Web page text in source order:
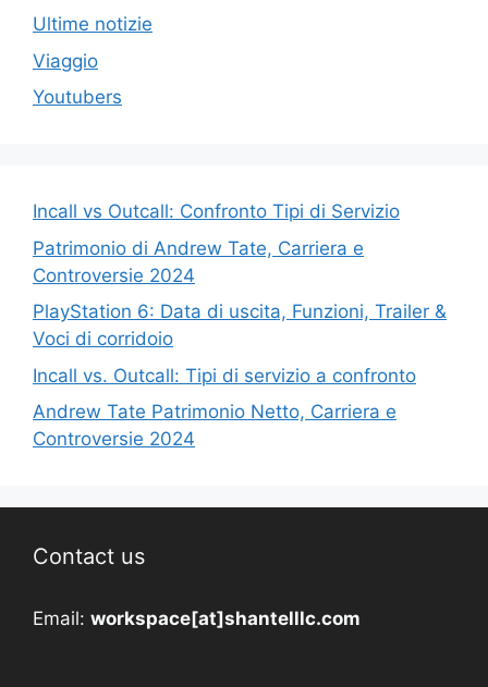
Ultime notizie
Viaggio
Youtubers
Incall vs Outcall: Confronto Tipi di Servizio
Patrimonio di Andrew Tate, Carriera e
Controversie 2024
PlayStation 6: Data di uscita, Funzioni, Trailer &
Voci di corridoio
Incall vs. Outcall: Tipi di servizio a confronto
Andrew Tate Patrimonio Netto, Carriera e
Controversie 2024
Contact us
Email: workspace[at]shantelllc.com